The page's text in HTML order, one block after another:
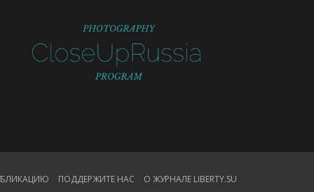
ПОДДЕРЖИТЕ НАС О ЖУРНАЛЕ LIBERTY.SU